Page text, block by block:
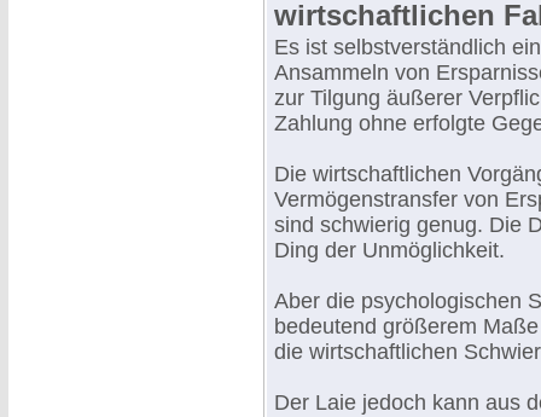
wirtschaftlichen
Es ist selbstverständlich
Ansammeln von
zur Tilgung äußerer
Zahlung ohne erfolgte
Die wirtschaftlichen
Vermögenstransfer von
sind schwierig genug. Die
Ding der Unmöglichkeit.
Aber die psychologischen
bedeutend größerem
die wirtschaftlichen
Der Laie jedoch kann aus